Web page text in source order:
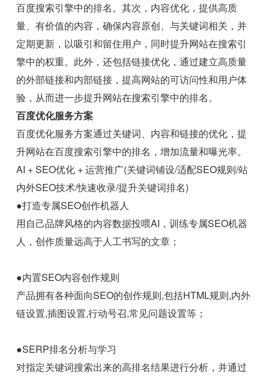
百度搜索引擎中的排名。其次，内容优化，提供高质
量、有价值的内容，确保内容原创、与关键词相关，并
定期更新，以吸引和留住用户，同时提升网站在搜索引
擎中的权重。此外，还包括链接优化，通过建立高质量
的外部链接和内部链接，提高网站的可访问性和用户体
验，从而进一步提升网站在搜索引擎中的排名。
百度优化服务方案
百度优化服务方案通过关键词、内容和链接的优化，提
升网站在百度搜索引擎中的排名，增加流量和曝光率。
AI + SEO优化 + 运营推广(关键词铺设/适配SEO规则/站
内外SEO技术/快速收录/提升关键词排名)
●打造专属SEO创作机器人
用自己品牌风格的内容数据投喂AI，训练专属SEO机器
人，创作质量远高于人工书写的文章；
●内置SEO内容创作规则
产品拥有各种面向SEO的创作规则,包括HTML规则,内外
链设置,插图设置,行动号召,常见问题设置等；
●SERP排名分析与学习
对指定关键词搜索出来的高排名结果进行分析，并通过